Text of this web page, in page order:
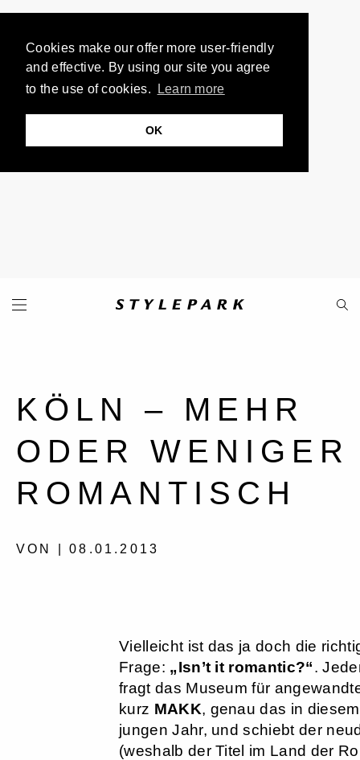
Cookies make our offer more user-friendly
and effective. By using our site you agree
to the use of cookies.
Learn more
OK
KÖLN – MEHR
ODER WENIGER
ROMANTISCH
VON | 08.01.2013
Vielleicht ist das ja doch die
Frage: „Isn’t it romantic?“.
fragt das Museum für
kurz MAKK, genau das in
jungen Jahr, und schiebt der
(weshalb der Titel im Land der